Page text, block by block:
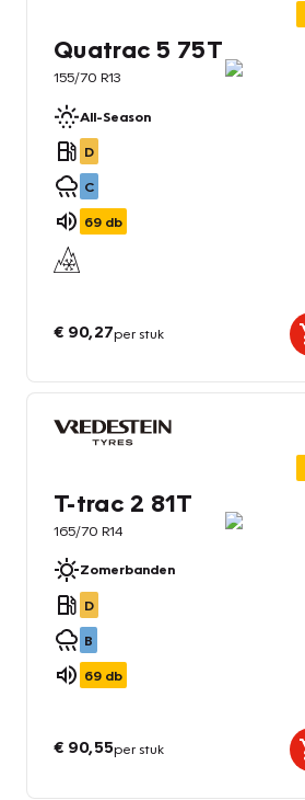
Quatrac 5 75T
155/70 R13
All-Season
D
C
69 db
€ 90,27per stuk
T-trac 2 81T
165/70 R14
Zomerbanden
D
B
69 db
€ 90,55per stuk